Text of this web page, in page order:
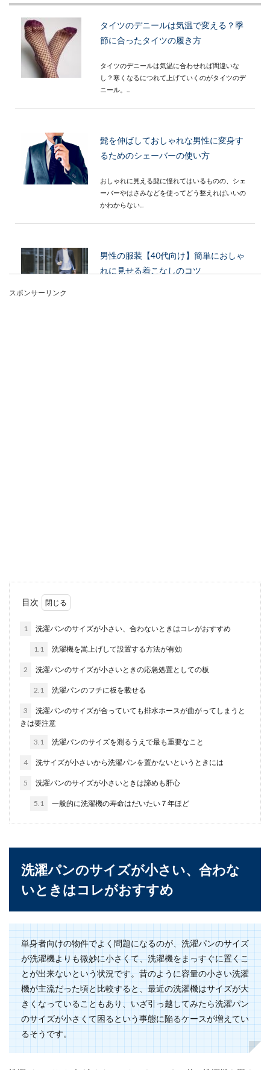
タイツのデニールは気温で変える？季
節に合ったタイツの履き方
タイツのデニールは気温に合わせれば間違いな
し？寒くなるにつれて上げていくのがタイツのデ
ニール。...
髭を伸ばしておしゃれな男性に変身す
るためのシェーバーの使い方
おしゃれに見える髭に憧れてはいるものの、シェ
ーバーやはさみなどを使ってどう整えればいいの
かわからない...
男性の服装【40代向け】簡単におしゃ
れに見せる着こなしのコツ
とは程遠いただのだらしない髭面になってしまう
だけ。髭...
男性の短髪のスタイリングにワック
ますよね。そしてスタイリングがしやすそうにも
見えます。...
良い男の作り方
髭がおしゃれな人を思い浮かべた時に、イケメン
の日本人の俳優を思い浮かべたという人も多いと
思いますが、...
ノースリーブニットは男ウケが良い！
男の意見と着こなしのコツ
彼氏が居ない女性の中には、男ウケの良い洋服を
身に着けることで恋人候補の男性を探したいと思
っている女性...
スポンサーリンク
目次
1 洗濯パンのサイズが小さい、合わないときはコレがおすすめ
1.1 洗濯機を嵩上げして設置する方法が有効
2 洗濯パンのサイズが小さいときの応急処置としての板
2.1 洗濯パンのフチに板を載せる
3
洗濯パンのサイズが合っていても排水ホースが曲がってしまうと
きは要注意
3.1 洗濯パンのサイズを測るうえで最も重要なこと
4 洗サイズが小さいから洗濯パンを置かないというときには
5 洗濯パンのサイズが小さいときは諦めも肝心
5.1 一般的に洗濯機の寿命はだいたい７年ほど
洗濯パンのサイズが小さい、合わな
いときはコレがおすすめ
単身者向けの物件でよく問題になるのが、洗濯パンのサイズ
が洗濯機よりも微妙に小さくて、洗濯機をまっすぐに置くこ
とが出来ないという状況です。昔のように容量の小さい洗濯
機が主流だった頃と比較すると、最近の洗濯機はサイズが大
きくなっていることもあり、いざ引っ越してみたら洗濯パン
のサイズが小さくて困るという事態に陥るケースが増えてい
るそうです。